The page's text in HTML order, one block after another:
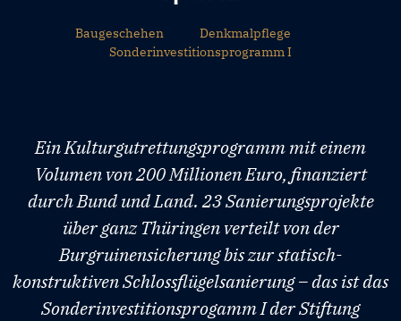
Baugeschehen
Denkmalpflege
Sonderinvestitionsprogramm I
Ein Kulturgutrettungsprogramm mit einem
Volumen von 200 Millionen Euro, finanziert
durch Bund und Land. 23 Sanierungsprojekte
über ganz Thüringen verteilt von der
Burgruinensicherung bis zur statisch-
konstruktiven Schlossflügelsanierung – das ist das
Sonderinvestitionsprogamm I der Stiftung